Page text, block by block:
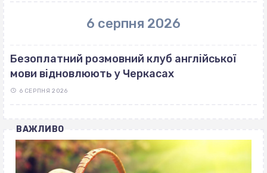
6 серпня 2026
Безоплатний розмовний клуб англійської
мови відновлюють у Черкасах
6 СЕРПНЯ 2026
ВАЖЛИВО